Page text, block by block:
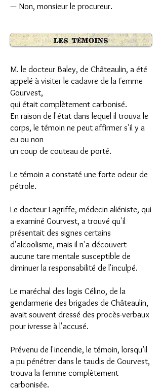
— Non, monsieur le procureur.
M. le docteur Baley, de Châteaulin, a été
appelé à visiter le cadavre de la femme
Gourvest,
qui était complètement carbonisé.
En raison de l'état dans lequel il trouva le
corps, le témoin ne peut affirmer s'il y a
eu ou non
un coup de couteau de porté.
Le témoin a constaté une forte odeur de
pétrole.
Le docteur Lagriffe, médecin aliéniste, qui
a examiné Gourvest, a trouvé qu'il
présentait des signes certains
d'alcoolisme, mais il n'a découvert
aucune tare mentale susceptible de
diminuer la responsabilité de l'inculpé.
Le maréchal des logis Célino, de la
gendarmerie des brigades de Châteaulin,
avait souvent dressé des procès-verbaux
pour ivresse à l'accusé.
Prévenu de l'incendie, le témoin, lorsqu’il
a pu pénétrer dans le taudis de Gourvest,
trouva la femme complètement
carbonisée.